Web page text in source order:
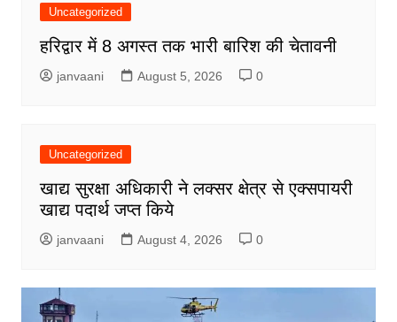
Uncategorized
हरिद्वार में 8 अगस्त तक भारी बारिश की चेतावनी
janvaani August 5, 2026 0
Uncategorized
खाद्य सुरक्षा अधिकारी ने लक्सर क्षेत्र से एक्सपायरी
खाद्य पदार्थ जप्त किये
janvaani August 4, 2026 0